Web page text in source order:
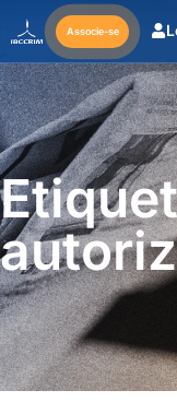
Associe-se